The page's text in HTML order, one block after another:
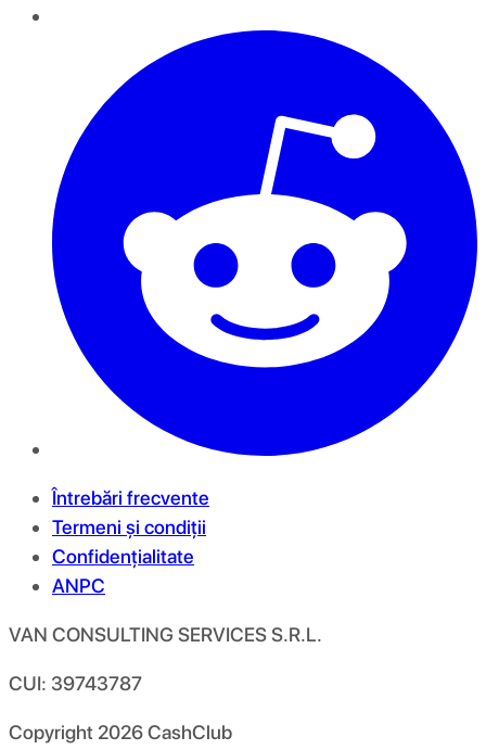
Întrebări frecvente
Termeni și condiții
Confidențialitate
ANPC
VAN CONSULTING SERVICES S.R.L.
CUI: 39743787
Copyright 2026CashClub